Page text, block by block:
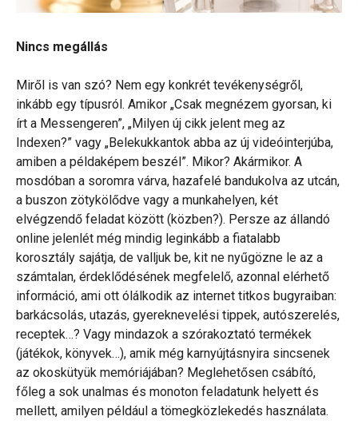
Nincs megállás
Miről is van szó? Nem egy konkrét tevékenységről,
inkább egy típusról. Amikor „Csak megnézem gyorsan, ki
írt a Messengeren”, „Milyen új cikk jelent meg az
Indexen?” vagy „Belekukkantok abba az új videóinterjúba,
amiben a példaképem beszél”. Mikor? Akármikor. A
mosdóban a soromra várva, hazafelé bandukolva az utcán,
a buszon zötykölődve vagy a munkahelyen, két
elvégzendő feladat között (közben?). Persze az állandó
online jelenlét még mindig leginkább a fiatalabb
korosztály sajátja, de valljuk be, kit ne nyűgözne le az a
számtalan, érdeklődésének megfelelő, azonnal elérhető
információ, ami ott ólálkodik az internet titkos bugyraiban:
barkácsolás, utazás, gyereknevelési tippek, autószerelés,
receptek…? Vagy mindazok a szórakoztató termékek
(játékok, könyvek…), amik még karnyújtásnyira sincsenek
az okoskütyük memóriájában? Meglehetősen csábító,
főleg a sok unalmas és monoton feladatunk helyett és
mellett, amilyen például a tömegközlekedés használata.